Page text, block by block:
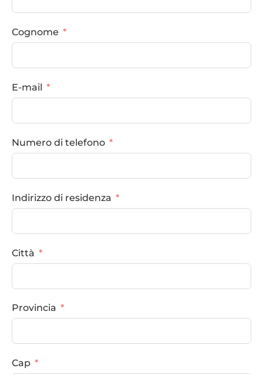
Cognome
E-mail
Numero di telefono
Indirizzo di residenza
Città
Provincia
Cap